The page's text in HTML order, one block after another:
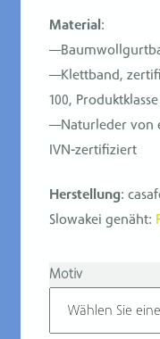
Material :
—Klettband,
100, Produktklasse
—Naturleder von
IVN-zertifiziert
Herstellung:
Slowakei genäht:
Motiv